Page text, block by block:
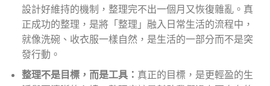
設計好維持的機制，整理完不出一個月又恢復雜亂。真
正成功的整理，是將「整理」融入日常生活的流程中，
就像洗碗、收衣服一樣自然，是生活的一部分而不是突
發行動。
整理不是目標，而是工具： 真正的目標，是更輕盈的生